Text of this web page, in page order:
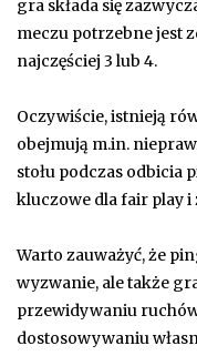
gra składa się
meczu potrzebne jest
najczęściej 3 lub 4.
Oczywiście, istnieją
obejmują m.in.
stołu podczas odbicia
kluczowe dla fair play
Warto zauważyć, że
wyzwanie, ale także
przewidywaniu
dostosowywaniu